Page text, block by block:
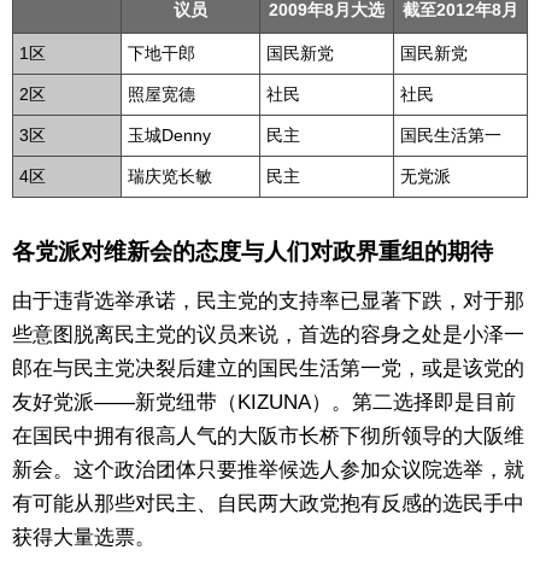
议员 2009年8月大选 截至2012年8月
1区 下地干郎 国民新党 国民新党
2区 照屋宽德 社民 社民
3区 玉城Denny 民主 国民生活第一
4区 瑞庆览长敏 民主 无党派
各党派对维新会的态度与人们对政界重组的期待
由于违背选举承诺，民主党的支持率已显著下跌，对于那
些意图脱离民主党的议员来说，首选的容身之处是小泽一
郎在与民主党决裂后建立的国民生活第一党，或是该党的
友好党派——新党纽带（KIZUNA）。第二选择即是目前
在国民中拥有很高人气的大阪市长桥下彻所领导的大阪维
新会。这个政治团体只要推举候选人参加众议院选举，就
有可能从那些对民主、自民两大政党抱有反感的选民手中
获得大量选票。